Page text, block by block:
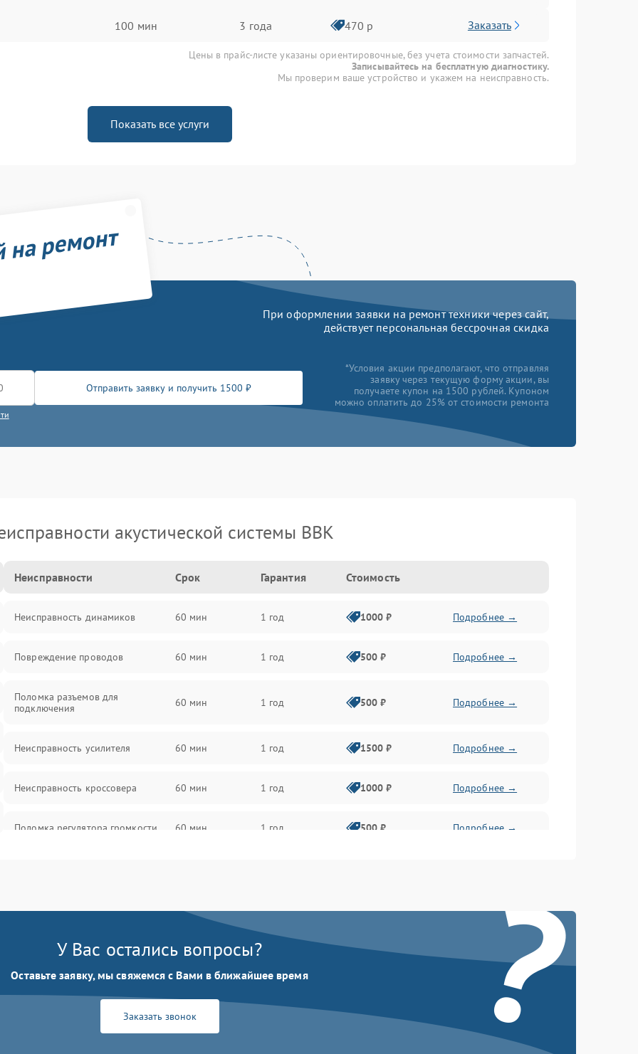
100 мин 3 года 470 р Заказать
Цены в прайс-листе указаны ориентировочные, без учета стоимости запчастей.
Записывайтесь на бесплатную диагностику.
Мы проверим ваше устройство и укажем на неисправность.
Показать все услуги
ремонт
При оформлении заявки на ремонт техники через сайт,
действует персональная бессрочная скидка
Отправить заявку и получить 1500 ₽
*Условия акции предполагают, что отправляя
заявку через текущую форму акции, вы
получаете купон на 1500 рублей. Купоном
можно оплатить до 25% от стоимости ремонта
акустической системы BBK
Неисправности Срок Гарантия Стоимость
Неисправность динамиков 60 мин 1 год 1000 ₽ Подробнее →
Повреждение проводов 60 мин 1 год 500 ₽ Подробнее →
Поломка разъемов для
подключения
60 мин 1 год 500 ₽ Подробнее →
Неисправность усилителя 60 мин 1 год 1500 ₽ Подробнее →
Неисправность кроссовера 60 мин 1 год 1000 ₽ Подробнее →
Поломка регулятора громкости 60 мин 1 год 500 ₽ Подробнее →
Подробнее →
Неисправность системы защиты от
короткого замыкания
60 мин 1 год Подробнее →
Повреждение системы защиты от
Подробнее →
?
У Вас остались вопросы?
Оставьте заявку, мы свяжемся с Вами в ближайшее время
Заказать звонок